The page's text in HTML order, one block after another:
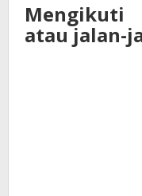
Mengikuti
atau jalan-